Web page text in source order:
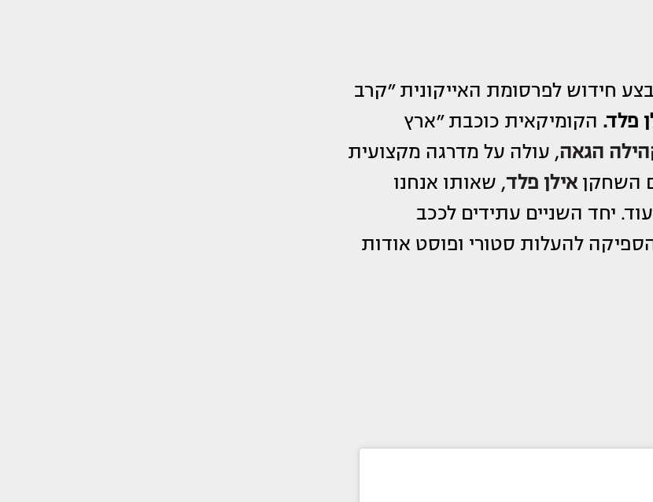
חידוש לפרסומת האייקונית ״קרב
פלד. הקומיקאית כוכבת ״ארץ
הגאה, עולה על מדרגה מקצועית
השחקןאילן פלד, שאותו אנחנו
יחד השניים עתידים לככב
להעלות סטורי ופוסט אודות